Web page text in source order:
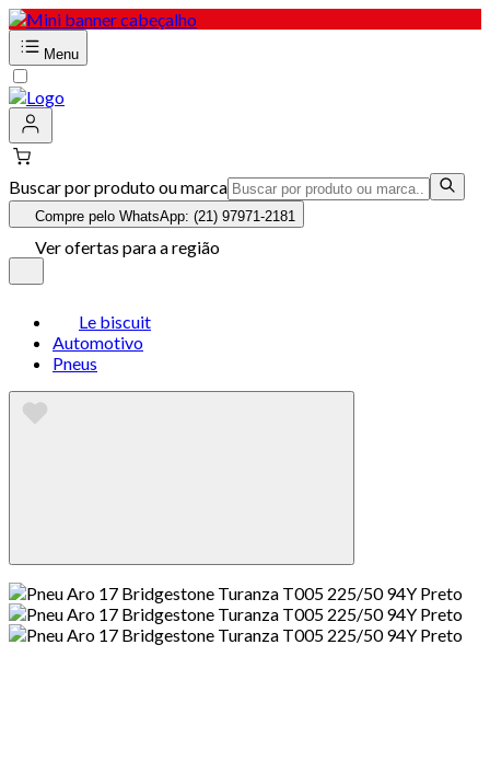
Menu
Buscar por produto ou marca
Compre pelo WhatsApp: (21) 97971-2181
Ver ofertas para a região
Le biscuit
Automotivo
Pneus